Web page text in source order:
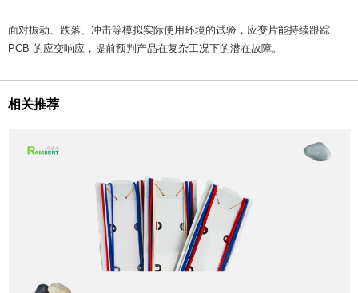
面对振动、跌落、冲击等模拟实际使用环境的试验，应变片能持续跟踪
PCB 的应变响应，提前预判产品在复杂工况下的潜在故障。
相关推荐